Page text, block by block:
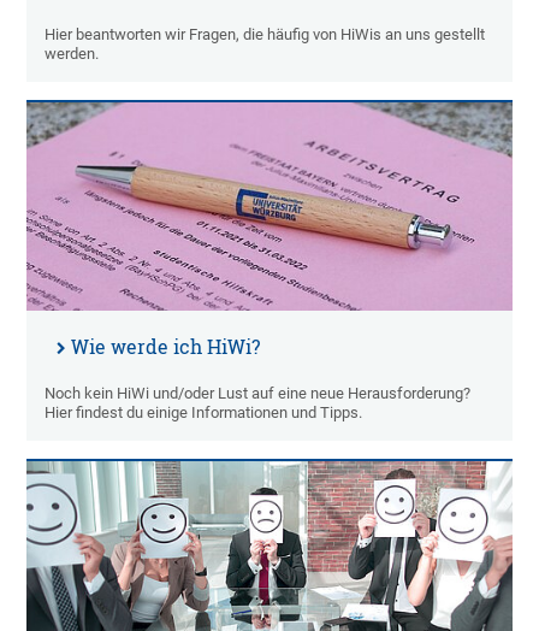
Hier beantworten wir Fragen, die häufig von HiWis an uns gestellt
werden.
Wie werde ich HiWi?
Noch kein HiWi und/oder Lust auf eine neue Herausforderung?
Hier findest du einige Informationen und Tipps.